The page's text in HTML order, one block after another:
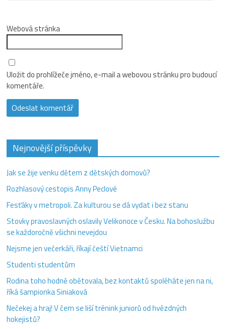
Webová stránka
Uložit do prohlížeče jméno, e-mail a webovou stránku pro budoucí
komentáře.
Nejnovější příspěvky
Jak se žije venku dětem z dětských domovů?
Rozhlasový cestopis Anny Peclové
Fesťáky v metropoli. Za kulturou se dá vydat i bez stanu
Stovky pravoslavných oslavily Velikonoce v Česku. Na bohoslužbu
se každoročně všichni nevejdou
Nejsme jen večerkáři, říkají čeští Vietnamci
Studenti studentům
Rodina toho hodně obětovala, bez kontaktů spoléháte jen na ni,
říká šampionka Siniaková
Nečekej a hraj! V čem se liší trénink juniorů od hvězdných
hokejistů?